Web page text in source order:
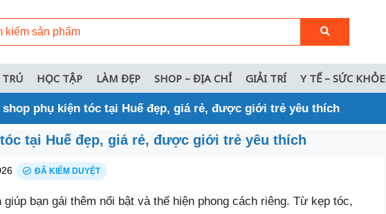
HỌC TẬP LÀM ĐẸP SHOP – ĐỊA CHỈ GIẢI TRÍ Y TẾ – SỨC KHỎE
shop phụ kiện tóc tại Huế đẹp, giá rẻ, được giới trẻ yêu thích
tại Huế đẹp, giá rẻ, được giới trẻ yêu thích
ĐÃ KIỂM DUYỆT
giúp bạn gái thêm nổi bật và thể hiện phong cách riêng. Từ kẹp tóc,